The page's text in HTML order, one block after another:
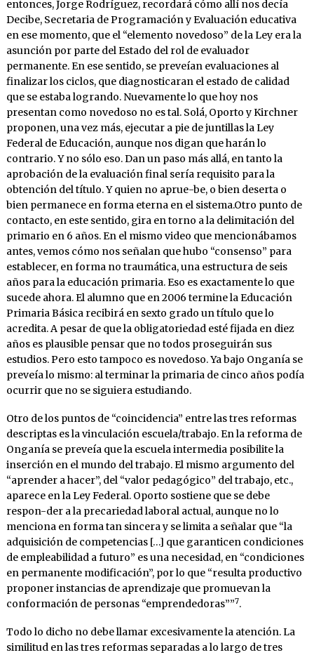
entonces, Jorge Rodríguez, recordará cómo allí nos decía
Decibe, Secretaria de Programación y Evaluación educativa
en ese momento, que el “elemento novedoso” de la Ley era la
asunción por parte del Estado del rol de evaluador
permanente. En ese sentido, se preveían evaluaciones al
finalizar los ciclos, que diagnosticaran el estado de calidad
que se estaba logrando. Nuevamente lo que hoy nos
presentan como novedoso no es tal. Solá, Oporto y Kirchner
proponen, una vez más, ejecutar a pie de juntillas la Ley
Federal de Educación, aunque nos digan que harán lo
contrario. Y no sólo eso. Dan un paso más allá, en tanto la
aprobación de la evaluación final sería requisito para la
obtención del título. Y quien no aprue-be, o bien deserta o
bien permanece en forma eterna en el sistema.Otro punto de
contacto, en este sentido, gira en torno a la delimitación del
primario en 6 años. En el mismo video que mencionábamos
antes, vemos cómo nos señalan que hubo “consenso” para
establecer, en forma no traumática, una estructura de seis
años para la educación primaria. Eso es exactamente lo que
sucede ahora. El alumno que en 2006 termine la Educación
Primaria Básica recibirá en sexto grado un título que lo
acredita. A pesar de que la obligatoriedad esté fijada en diez
años es plausible pensar que no todos proseguirán sus
estudios. Pero esto tampoco es novedoso. Ya bajo Onganía se
preveía lo mismo: al terminar la primaria de cinco años podía
ocurrir que no se siguiera estudiando.
Otro de los puntos de “coincidencia” entre las tres reformas
descriptas es la vinculación escuela/trabajo. En la reforma de
Onganía se preveía que la escuela intermedia posibilite la
inserción en el mundo del trabajo. El mismo argumento del
“aprender a hacer”, del “valor pedagógico” del trabajo, etc.,
aparece en la Ley Federal. Oporto sostiene que se debe
respon-der a la precariedad laboral actual, aunque no lo
menciona en forma tan sincera y se limita a señalar que “la
adquisición de competencias […] que garanticen condiciones
de empleabilidad a futuro” es una necesidad, en “condiciones
en permanente modificación”, por lo que “resulta productivo
proponer instancias de aprendizaje que promuevan la
conformación de personas “emprendedoras””7.
Todo lo dicho no debe llamar excesivamente la atención. La
similitud en las tres reformas separadas a lo largo de tres